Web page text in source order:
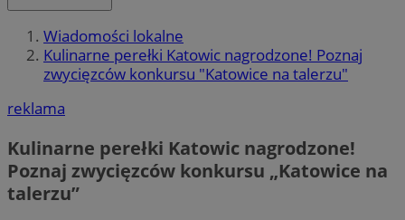
Wiadomości lokalne
Kulinarne perełki Katowic nagrodzone! Poznaj
zwycięzców konkursu "Katowice na talerzu"
reklama
Kulinarne perełki Katowic nagrodzone!
Poznaj zwycięzców konkursu „Katowice na
talerzu”